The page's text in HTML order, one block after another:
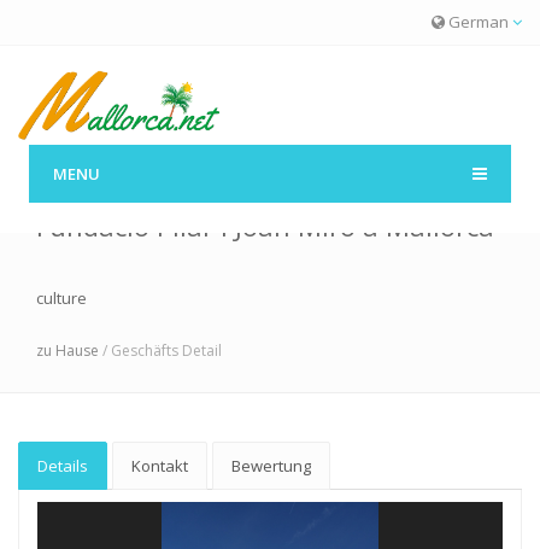
German
MENU
Fundació Pilar i Joan Miró a Mallorca
culture
zu Hause / Geschäfts Detail
Details Kontakt Bewertung